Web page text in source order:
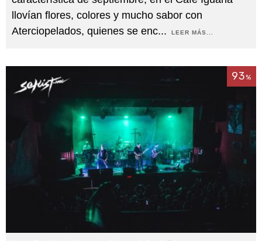
llovían flores, colores y mucho sabor con
Aterciopelados, quienes se enc... LEER MÁS...
93%